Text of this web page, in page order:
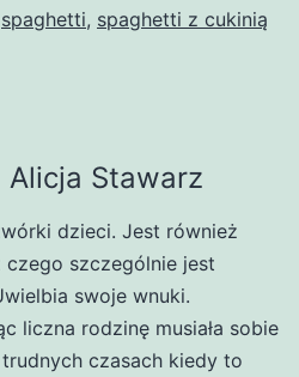
spaghetti, spaghetti z cukinią
Alicja Stawarz
dzieci. Jest również
czego szczególnie jest
swoje wnuki.
liczna rodzinę musiała sobie
czasach kiedy to